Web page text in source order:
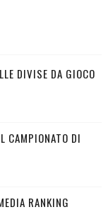
DIVISE DA GIOCO
CAMPIONATO DI
RANKING